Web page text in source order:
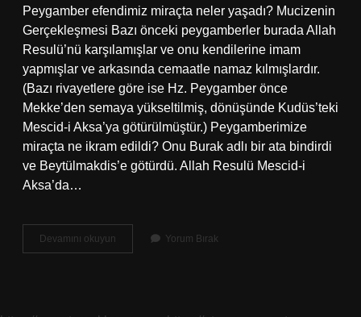
Peygamber efendimiz miraçta neler yaşadı? Mucizenin
Gerçekleşmesi Bazı önceki peygamberler burada Allah
Resulü’nü karşılamışlar ve onu kendilerine imam
yapmışlar ve arkasında cemaatle namaz kılmışlardır.
(Bazı rivayetlere göre ise Hz. Peygamber önce
Mekke’den semaya yükseltilmiş, dönüşünde Kudüs’teki
Mescid-i Aksa’ya götürülmüştür.) Peygamberimize
miraçta ne ikram edildi? Onu Burak adlı bir ata bindirdi
ve Beytülmakdis’e götürdü. Allah Resulü Mescid-i
Aksa’da…
Devamını okuyun
Gecesi
Yorum Bırak